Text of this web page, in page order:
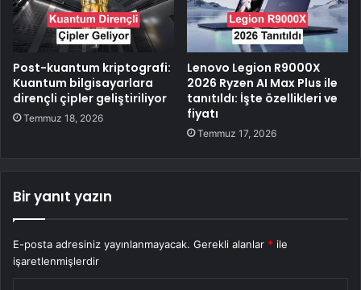
Post-kuantum kriptografi:
Kuantum bilgisayarlara
dirençli çipler geliştiriliyor
Temmuz 18, 2026
Lenovo Legion R9000X
2026 Ryzen AI Max Plus ile
tanıtıldı: İşte özellikleri ve
fiyatı
Temmuz 17, 2026
Bir yanıt yazın
E-posta adresiniz yayınlanmayacak. Gerekli alanlar * ile
işaretlenmişlerdir